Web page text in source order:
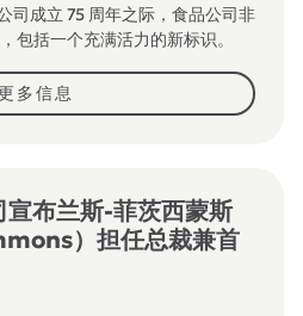
司成立 75 周年之际，食品公司非
包括一个充满活力的新标识。
多信息
布兰斯-菲茨西蒙斯
）担任总裁兼首